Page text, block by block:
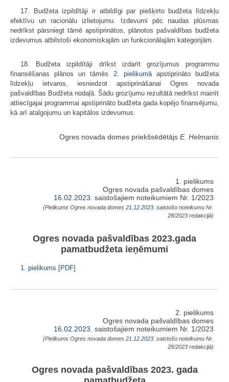
17. Budžeta izpildītāji ir atbildīgi par piešķirto budžeta līdzekļu
efektīvu un racionālu izlietojumu. Izdevumi pēc naudas plūsmas
nedrīkst pārsniegt tāmē apstiprinātos, plānotos pašvaldības budžeta
izdevumus atbilstoši ekonomiskajām un funkcionālajām kategorijām.
18. Budžeta izpildītāji drīkst izdarīt grozījumus programmu
finansēšanas plānos un tāmēs 2. pielikumāapstiprināto budžeta
līdzekļu ietvaros, iesniedzot apstiprināšanai Ogres novada
pašvaldības Budžeta nodaļā. Šādu grozījumu rezultātā nedrīkst mainīt
attiecīgajai programmai apstiprināto budžeta gada kopējo finansējumu,
kā arī atalgojumu un kapitālos izdevumus.
Ogres novada domes priekšsēdētājs E. Helmanis
1. pielikums
Ogres novada pašvaldības domes
16.02.2023. saistošajiem noteikumiem Nr. 1/2023
(Pielikums Ogres novada domes 21.12.2023. saistošo noteikumu Nr.
28/2023 redakcijā)
Ogres novada pašvaldības 2023.gada
pamatbudžeta ieņēmumi
1. pielikums [PDF]
2. pielikums
Ogres novada pašvaldības domes
16.02.2023. saistošajiem noteikumiem Nr. 1/2023
(Pielikums Ogres novada domes 21.12.2023. saistošo noteikumu Nr.
28/2023 redakcijā)
Ogres novada pašvaldības 2023. gada